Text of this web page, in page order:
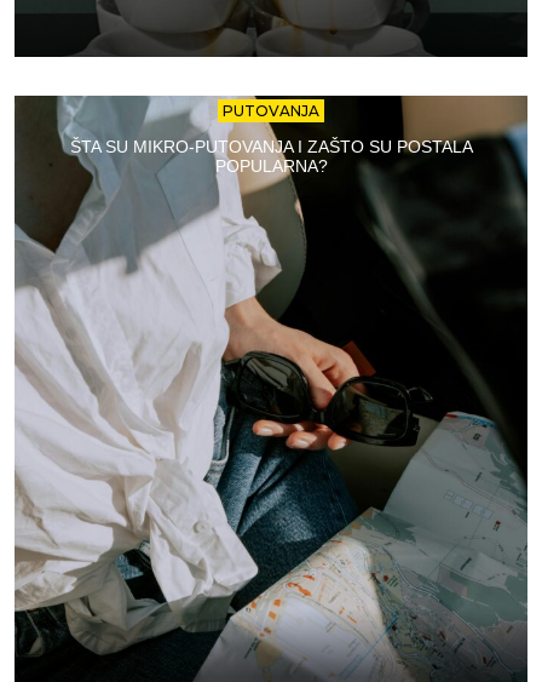
PUTOVANJA
ŠTA SU MIKRO-PUTOVANJA I ZAŠTO SU POSTALA
POPULARNA?